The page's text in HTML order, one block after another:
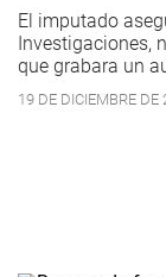
El imputado
Investigaciones,
que grabara un
19 DE DICIEMBRE